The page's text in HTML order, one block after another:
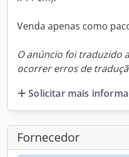
Venda apenas como
O anúncio foi traduzido
ocorrer erros de
Solicitar mais
Fornecedor